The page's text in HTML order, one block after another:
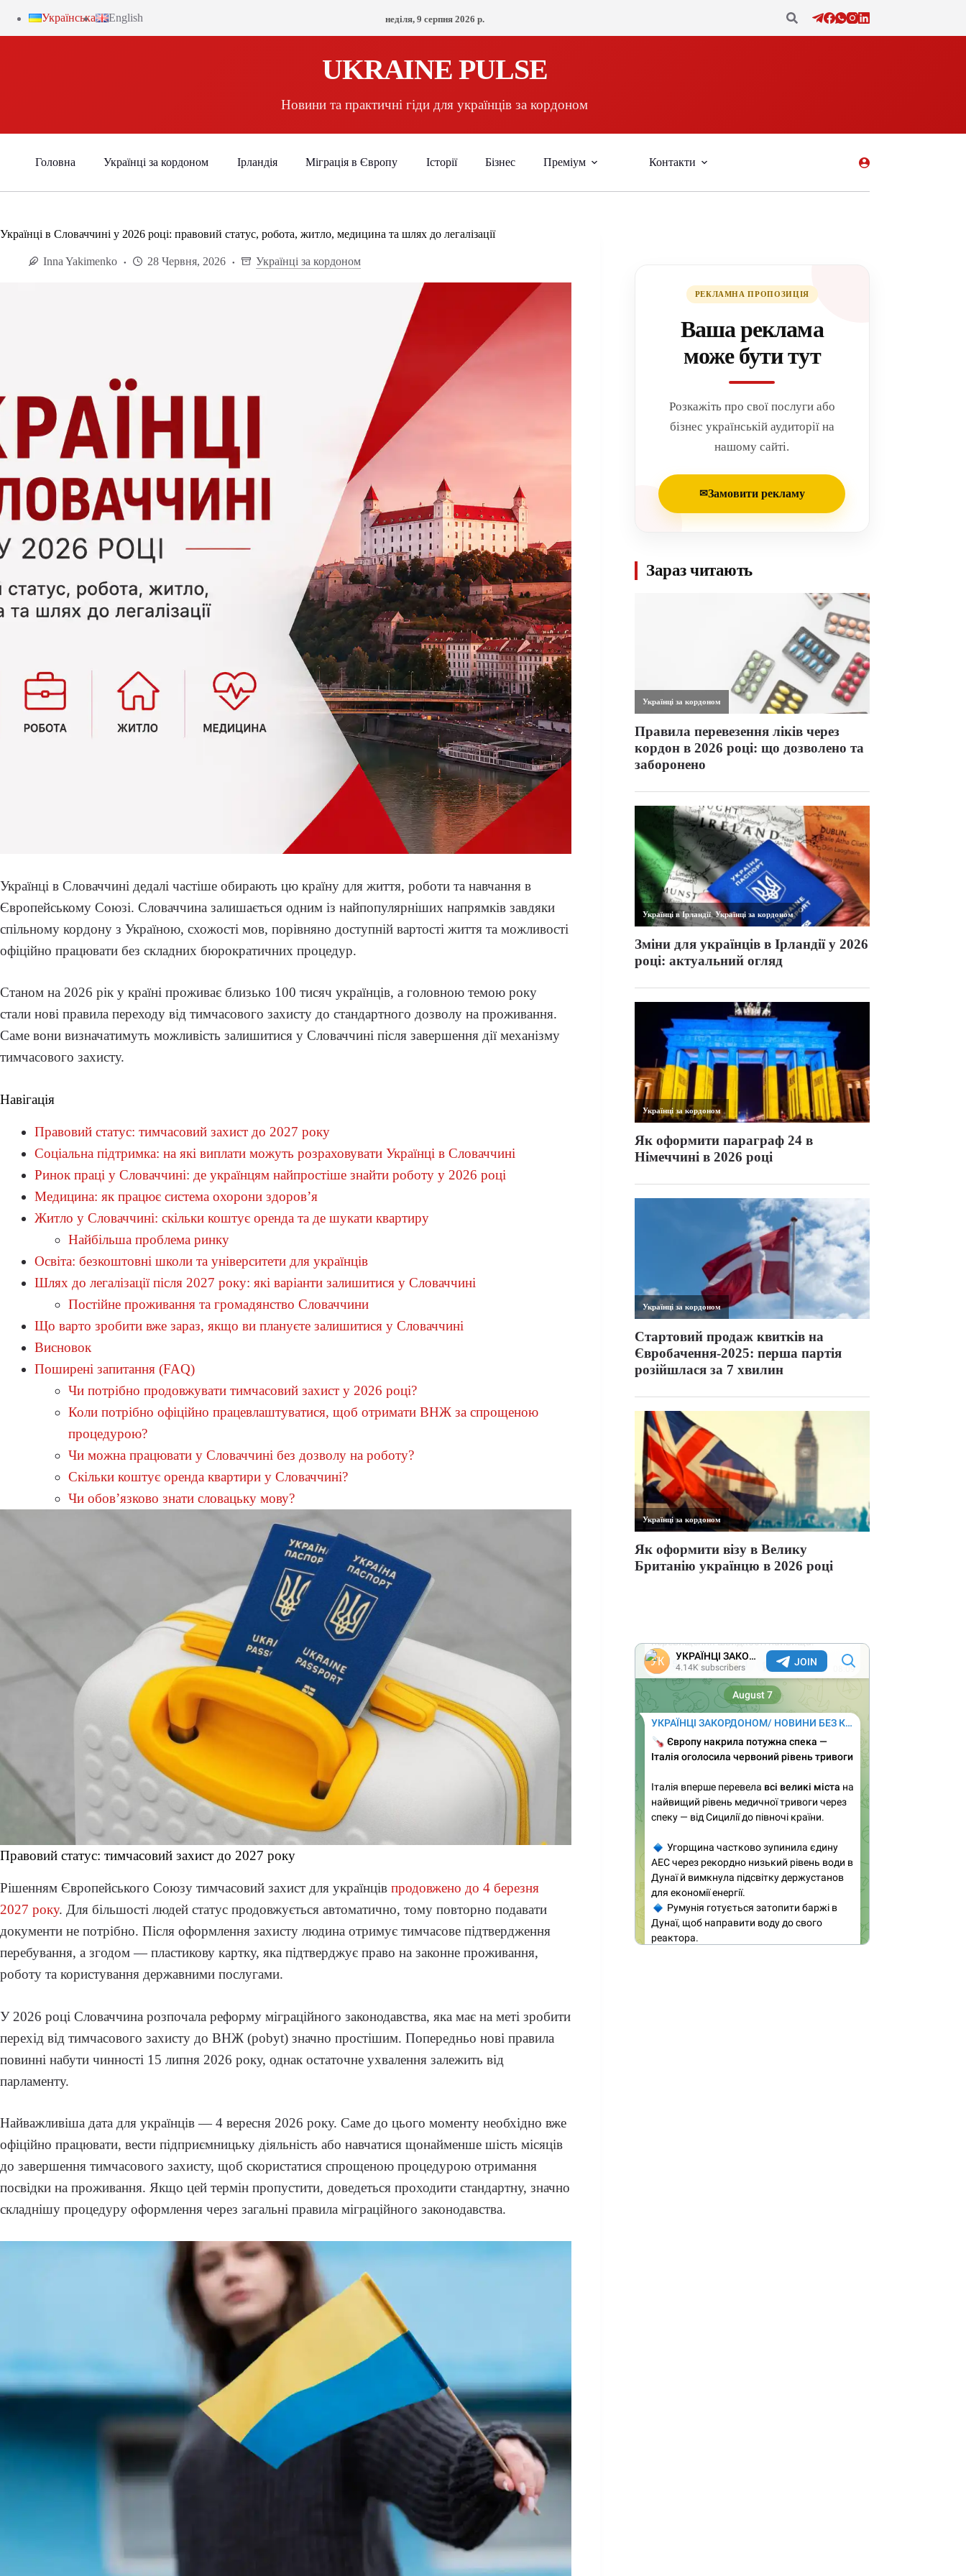
Українська English неділя, 9 серпня 2026 р.
UKRAINE PULSE
Новини та практичні гіди для українців за кордоном
Головна Українці за кордоном Ірландія Міграція в Європу Історії Бізнес Преміум Контакти
Українці в Словаччині у 2026 році: правовий статус, робота, житло, медицина та шлях до легалізації
Inna Yakimenko 28 Червня, 2026 Українці за кордоном
Українці в Словаччині дедалі частіше обирають цю країну для життя, роботи та навчання в
Європейському Союзі. Словаччина залишається одним із найпопулярніших напрямків завдяки
спільному кордону з Україною, схожості мов, порівняно доступній вартості життя та можливості
офіційно працювати без складних бюрократичних процедур.
Станом на 2026 рік у країні проживає близько 100 тисяч українців, а головною темою року
стали нові правила переходу від тимчасового захисту до стандартного дозволу на проживання.
Саме вони визначатимуть можливість залишитися у Словаччині після завершення дії механізму
тимчасового захисту.
Навігація
Правовий статус: тимчасовий захист до 2027 року
Соціальна підтримка: на які виплати можуть розраховувати Українці в Словаччині
Ринок праці у Словаччині: де українцям найпростіше знайти роботу у 2026 році
Медицина: як працює система охорони здоров’я
Житло у Словаччині: скільки коштує оренда та де шукати квартиру
Найбільша проблема ринку
Освіта: безкоштовні школи та університети для українців
Шлях до легалізації після 2027 року: які варіанти залишитися у Словаччині
Постійне проживання та громадянство Словаччини
Що варто зробити вже зараз, якщо ви плануєте залишитися у Словаччині
Висновок
Поширені запитання (FAQ)
Чи потрібно продовжувати тимчасовий захист у 2026 році?
Коли потрібно офіційно працевлаштуватися, щоб отримати ВНЖ за спрощеною
процедурою?
Чи можна працювати у Словаччині без дозволу на роботу?
Скільки коштує оренда квартири у Словаччині?
Чи обов’язково знати словацьку мову?
Правовий статус: тимчасовий захист до 2027 року
Рішенням Європейського Союзу тимчасовий захист для українців продовжено до 4 березня
2027 року. Для більшості людей статус продовжується автоматично, тому повторно подавати
документи не потрібно. Після оформлення захисту людина отримує тимчасове підтвердження
перебування, а згодом — пластикову картку, яка підтверджує право на законне проживання,
роботу та користування державними послугами.
У 2026 році Словаччина розпочала реформу міграційного законодавства, яка має на меті зробити
перехід від тимчасового захисту до ВНЖ (pobyt) значно простішим. Попередньо нові правила
повинні набути чинності 15 липня 2026 року, однак остаточне ухвалення залежить від
парламенту.
Найважливіша дата для українців — 4 вересня 2026 року. Саме до цього моменту необхідно вже
офіційно працювати, вести підприємницьку діяльність або навчатися щонайменше шість місяців
до завершення тимчасового захисту, щоб скористатися спрощеною процедурою отримання
посвідки на проживання. Якщо цей термін пропустити, доведеться проходити стандартну, значно
складнішу процедуру оформлення через загальні правила міграційного законодавства.
РЕКЛАМНА ПРОПОЗИЦІЯ
Ваша реклама
може бути тут
Розкажіть про свої послуги або
бізнес українській аудиторії на
нашому сайті.
✉Замовити рекламу
Зараз читають